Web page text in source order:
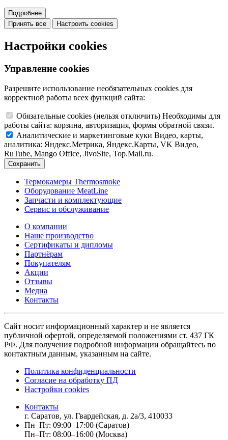
Подробнее
Принять все
Настроить cookies
Настройки cookies
Управление cookies
Разрешите использование необязательных cookies для
корректной работы всех функций сайта:
Обязательные cookies (нельзя отключить) Необходимы для
работы сайта: корзина, авторизация, формы обратной связи.
Аналитические и маркетинговые куки Видео, карты,
аналитика: Яндекс.Метрика, Яндекс.Карты, VK Видео,
RuTube, Mango Office, JivoSite, Top.Mail.ru.
Сохранить
Термокамеры Thermosmoke
Оборудование MeatLine
Запчасти и комплектующие
Сервис и обслуживание
О компании
Наше производство
Сертификаты и дипломы
Партнёрам
Покупателям
Акции
Отзывы
Медиа
Контакты
Сайт носит информационный характер и не является
публичной офертой, определяемой положениями ст. 437 ГК
РФ. Для получения подробной информации обращайтесь по
контактным данным, указанным на сайте.
Политика конфиденциальности
Согласие на обработку ПД
Настройки cookies
Контакты
г. Саратов, ул. Гвардейская, д. 2а/3, 410033
Пн–Пт: 09:00–17:00 (Саратов)
Пн–Пт: 08:00–16:00 (Москва)